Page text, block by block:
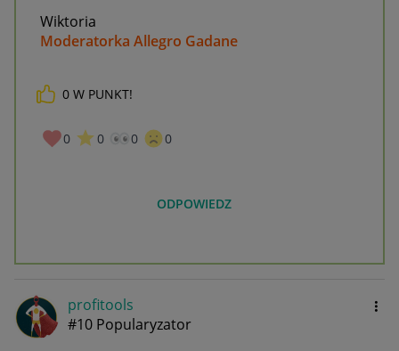
Wiktoria
Moderatorka Allegro Gadane
0 W PUNKT!
0 0 0 0
ODPOWIEDZ
profitools
#10 Popularyzator